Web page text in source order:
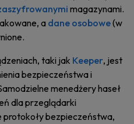
magazynami.
a dane osobowe(w
taki jak Keeper, jest
bezpieczeństwa i
menedżery haseł
dla przeglądarki
bezpieczeństwa,